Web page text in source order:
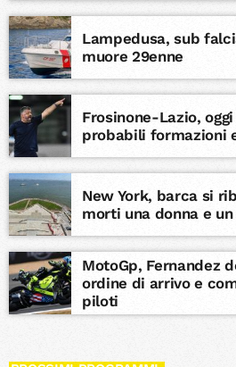
Lampedusa, sub
muore 29enne
Frosinone-Lazio,
probabili formazioni
New York, barca si
morti una donna e
MotoGp, Fernandez
ordine di arrivo e
piloti